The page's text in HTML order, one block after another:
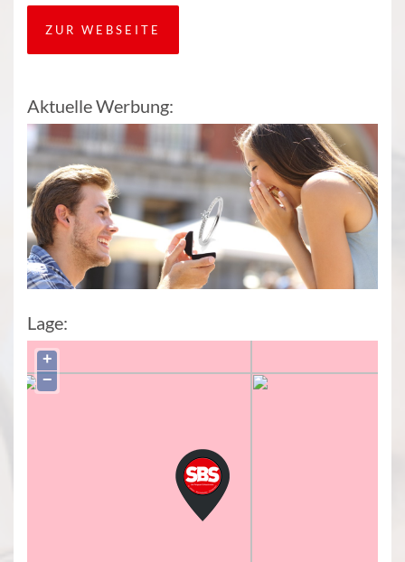
ZUR WEBSEITE
Aktuelle Werbung:
Lage:
+
−